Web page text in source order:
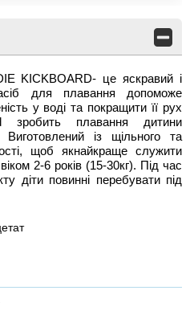
KICKBOARD- це яскравий і
для плавання допоможе
у воді та покращити її рух
зробить плавання дитини
із щільного та
щоб якнайкраще служити
2-6 років (15-30кг). Під час
діти повинні перебувати під